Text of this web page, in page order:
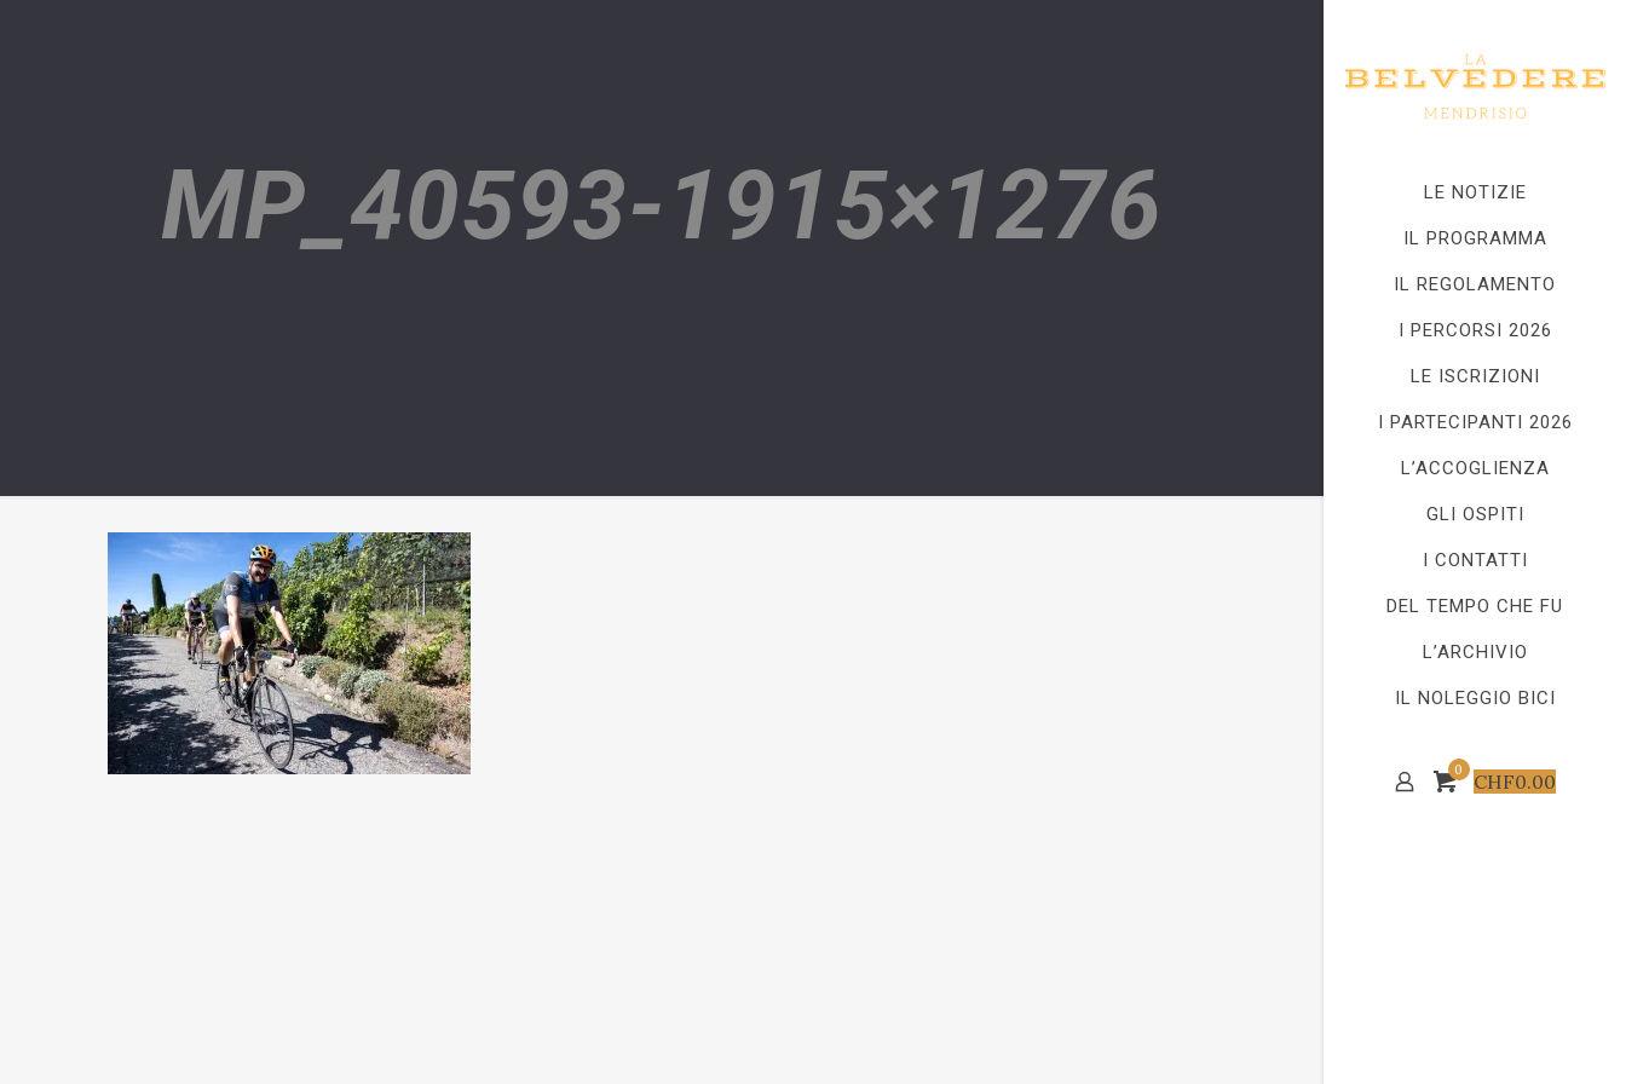
LE NOTIZIE
IL PROGRAMMA
IL REGOLAMENTO
I PERCORSI 2026
LE ISCRIZIONI
I PARTECIPANTI 2026
L’ACCOGLIENZA
GLI OSPITI
I CONTATTI
DEL TEMPO CHE FU
L’ARCHIVIO
IL NOLEGGIO BICI
0 CHF0.00
MP_40593-1915×1276